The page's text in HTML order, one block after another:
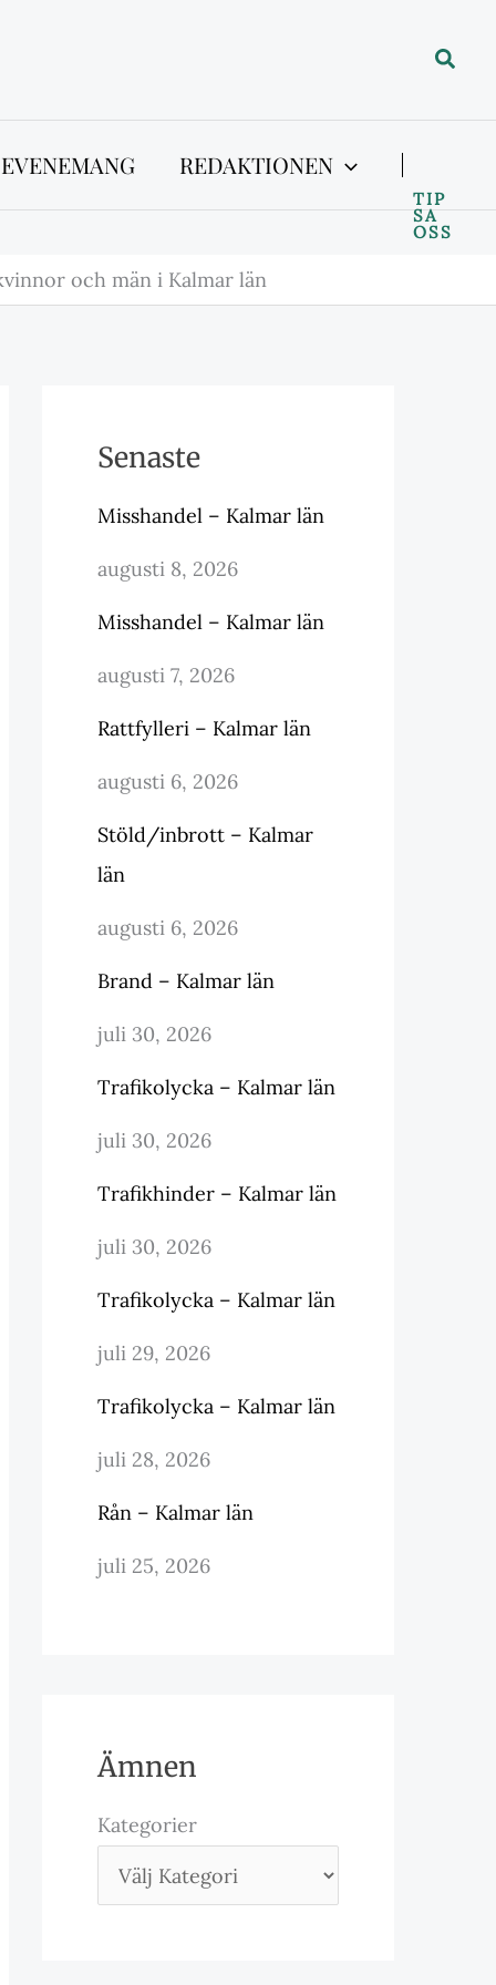
Sök
REDAKTIONEN
TIP
SA
OSS
och män i Kalmar län
Senaste
Misshandel – Kalmar län
augusti 8, 2026
Misshandel – Kalmar län
augusti 7, 2026
Rattfylleri – Kalmar län
augusti 6, 2026
Stöld/inbrott – Kalmar
län
augusti 6, 2026
Brand – Kalmar län
juli 30, 2026
Trafikolycka – Kalmar län
juli 30, 2026
Trafikhinder – Kalmar län
juli 30, 2026
Trafikolycka – Kalmar län
juli 29, 2026
Trafikolycka – Kalmar län
juli 28, 2026
Rån – Kalmar län
juli 25, 2026
Ämnen
Kategorier